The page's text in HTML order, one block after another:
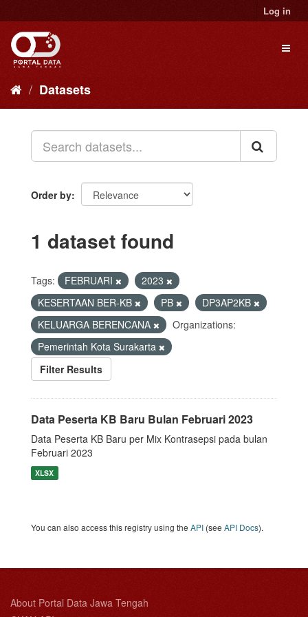
to
content
Log in
Datasets
Order by
1 dataset found
Tags: FEBRUARI
2023
KESERTAAN BER-KB
PB
DP3AP2KB
KELUARGA BERENCANA
Organizations:
Pemerintah Kota Surakarta
Filter Results
Data Peserta KB Baru Bulan Februari 2023
Data Peserta KB Baru per Mix Kontrasepsi pada bulan
Februari 2023
XLSX
You can also access this registry using the API (see API Docs).
About Portal Data Jawa Tengah